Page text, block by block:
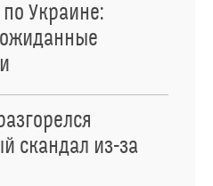
Украине:
скандал из-за